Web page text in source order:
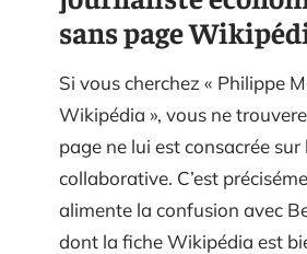
sans page
Si vous cherchez « Philippe
Wikipédia », vous ne
page ne lui est consacrée sur
collaborative. C’est
alimente la confusion avec
dont la fiche Wikipédia est